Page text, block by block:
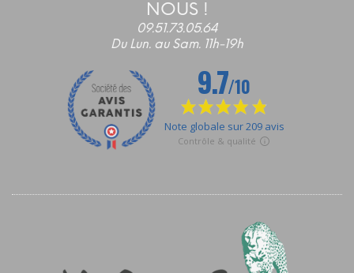
NOUS !
09.51.73.05.64
Du Lun. au Sam. 11h-19h